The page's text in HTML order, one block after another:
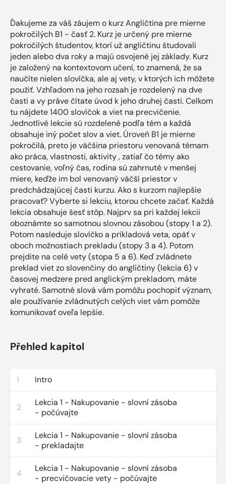
Ďakujeme za váš záujem o kurz Angličtina pre mierne
pokročilých B1 - časť 2. Kurz je určený pre mierne
pokročilých študentov, ktorí už angličtinu študovali
jeden alebo dva roky a majú osvojené jej základy. Kurz
je založený na kontextovom učení, to znamená, že sa
naučíte nielen slovíčka, ale aj vety, v ktorých ich môžete
použiť. Vzhľadom na jeho rozsah je rozdelený na dve
časti a vy práve čítate úvod k jeho druhej časti. Celkom
tu nájdete 1400 slovíčok a viet na precvičenie.
Jednotlivé lekcie sú rozdelené podľa tém a každá
obsahuje iný počet slov a viet. Úroveň B1 je mierne
pokročilá, preto je väčšina priestoru venovaná témam
ako práca, vlastnosti, aktivity , zatiaľ čo témy ako
cestovanie, voľný čas, rodina sú zahrnuté v menšej
miere, keďže im bol venovaný väčší priestor v
predchádzajúcej časti kurzu. Ako s kurzom najlepšie
pracovať? Vyberte si lekciu, ktorou chcete začať. Každá
lekcia obsahuje šesť stôp. Najprv sa pri každej lekcii
oboznámte so samotnou slovnou zásobou (stopy 1 a 2).
Potom nasleduje slovíčko a príkladová veta, opäť v
oboch možnostiach prekladu (stopy 3 a 4). Potom
prejdite na celé vety (stopa 5 a 6). Keď zvládnete
preklad viet zo slovenčiny do angličtiny (lekcia 6) v
časovej medzere pred anglickým prekladom, máte
vyhraté. Samotné slová vám pomôžu pochopiť význam,
ale používanie zvládnutých celých viet vám pomôže
komunikovať oveľa lepšie.
Přehled kapitol
1 Intro
2
Lekcia 1 - Nakupovanie - slovní zásoba
- počúvajte
3
Lekcia 1 - Nakupovanie - slovní zásoba
- prekladajte
4
Lekcia 1 - Nakupovanie - slovní zásoba
- precvičovacie vety - počúvajte